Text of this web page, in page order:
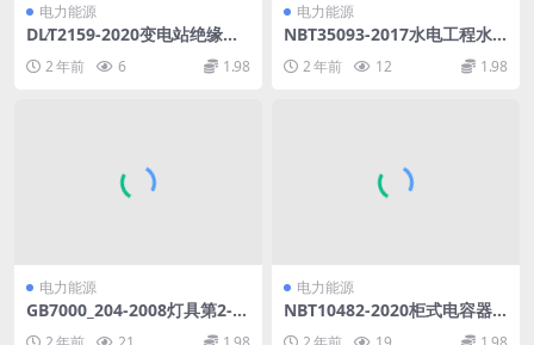
电力能源
DL∕T2159-2020变电站绝缘管
型母线带电检测技术导则(2.09
MB)pdf
2 年前 6 1.98
电力能源
NBT35093-2017水电工程水
库回水计算规范(19.23MB)pd
f
2 年前 12 1.98
电力能源
GB7000_204-2008灯具第2-4
部分：特殊要求可移式通用灯
电力能源
NBT10482-2020柜式电容器
无功补偿装置(10.98MB)pdf